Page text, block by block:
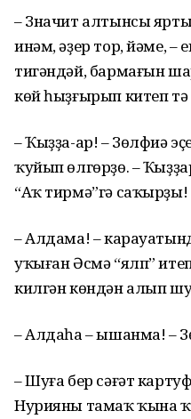
– Значит алтынсы
инәм, әҙер тор, йәме, –
тигәндәй, бармағын
көй һыҙғырып китеп тә
– Ҡыҙҙа-ар! – Зөлфиә
ҡуйып өлгөрҙө. –
“Аҡ тирмә”гә саҡырҙы!
– Алдама! –
уҡыған Әсмә “ялп”
килгән көндән алып
– Алдаһа – ышанма! –
– Шуға бер сәғәт
Нурияны тамаҡ ҡына